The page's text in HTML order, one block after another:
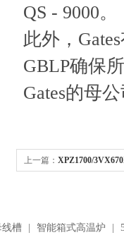
QS - 9000。
此外，
GBLP确保
Gates的母
上一篇： XPZ1700/
线槽 智能箱式高温炉